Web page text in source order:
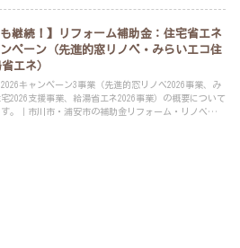
も継続！】リフォーム補助金：住宅省エネ
ンペーン（先進的窓リノベ・みらいエコ住
エネ）
キャンペーン3事業（先進的窓リノベ2026事業、み
2026支援事業、給湯省エネ2026事業）の概要について
。｜市川市・浦安市の補助金リフォーム・リノベーシ